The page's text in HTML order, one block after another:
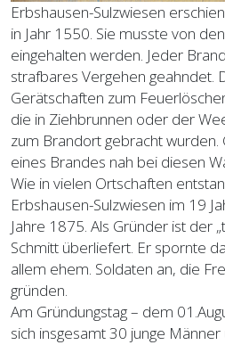
Erbshausen-Sulzwiesen
in Jahr 1550. Sie musste von
eingehalten werden. Jeder
strafbares Vergehen geahndet.
Gerätschaften zum
die in Ziehbrunnen oder der
zum Brandort gebracht wurden.
eines Brandes nah bei diesen
Wie in vielen Ortschaften
Erbshausen-Sulzwiesen im 19
Jahre 1875. Als Gründer ist der
Schmitt überliefert. Er spornte
allem ehem. Soldaten an, die
gründen.
Am Gründungstag – dem
sich insgesamt 30 junge